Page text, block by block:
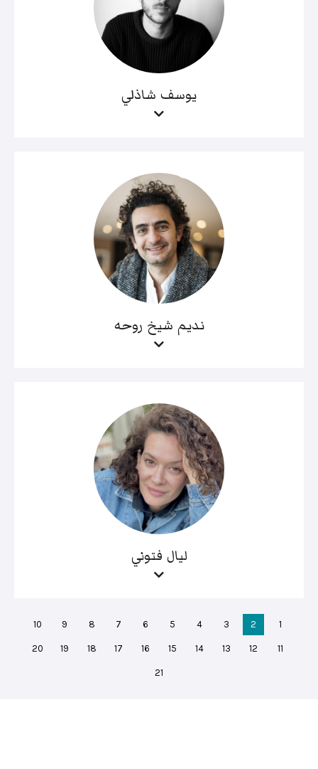
يوسف شاذلي
نديم شيخ روحه
ليال فتوني
1
2
3
4
5
6
7
8
9
10
11
12
13
14
15
16
17
18
19
20
21